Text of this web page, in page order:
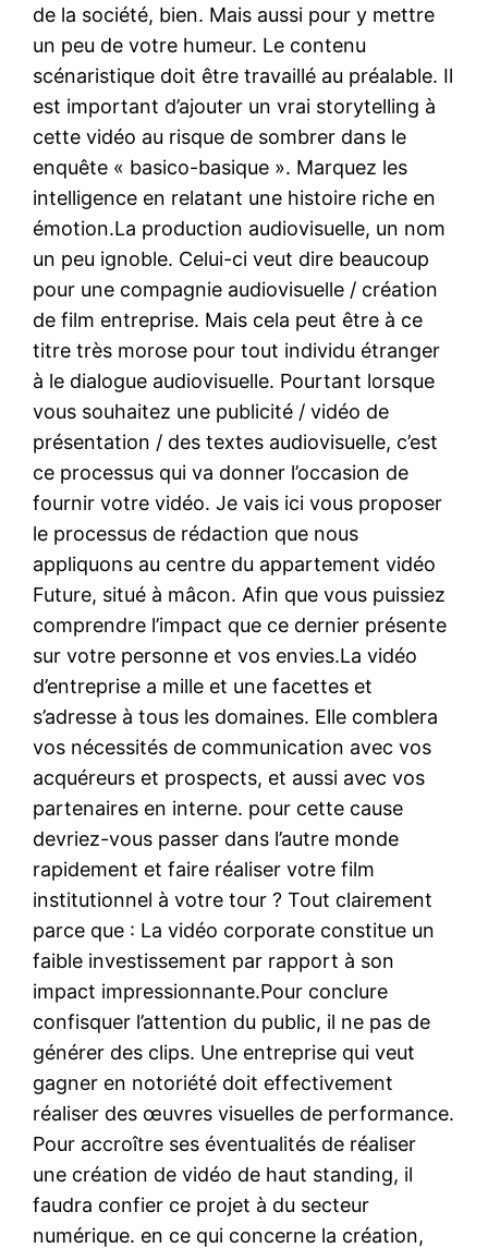
de la société, bien. Mais aussi pour y mettre
un peu de votre humeur. Le contenu
scénaristique doit être travaillé au préalable. Il
est important d’ajouter un vrai storytelling à
cette vidéo au risque de sombrer dans le
enquête « basico-basique ». Marquez les
intelligence en relatant une histoire riche en
émotion.La production audiovisuelle, un nom
un peu ignoble. Celui-ci veut dire beaucoup
pour une compagnie audiovisuelle / création
de film entreprise. Mais cela peut être à ce
titre très morose pour tout individu étranger
à le dialogue audiovisuelle. Pourtant lorsque
vous souhaitez une publicité / vidéo de
présentation / des textes audiovisuelle, c’est
ce processus qui va donner l’occasion de
fournir votre vidéo. Je vais ici vous proposer
le processus de rédaction que nous
appliquons au centre du appartement vidéo
Future, situé à mâcon. Afin que vous puissiez
comprendre l’impact que ce dernier présente
sur votre personne et vos envies.La vidéo
d’entreprise a mille et une facettes et
s’adresse à tous les domaines. Elle comblera
vos nécessités de communication avec vos
acquéreurs et prospects, et aussi avec vos
partenaires en interne. pour cette cause
devriez-vous passer dans l’autre monde
rapidement et faire réaliser votre film
institutionnel à votre tour ? Tout clairement
parce que : La vidéo corporate constitue un
faible investissement par rapport à son
impact impressionnante.Pour conclure
confisquer l’attention du public, il ne pas de
générer des clips. Une entreprise qui veut
gagner en notoriété doit effectivement
réaliser des œuvres visuelles de performance.
Pour accroître ses éventualités de réaliser
une création de vidéo de haut standing, il
faudra confier ce projet à du secteur
numérique. en ce qui concerne la création,